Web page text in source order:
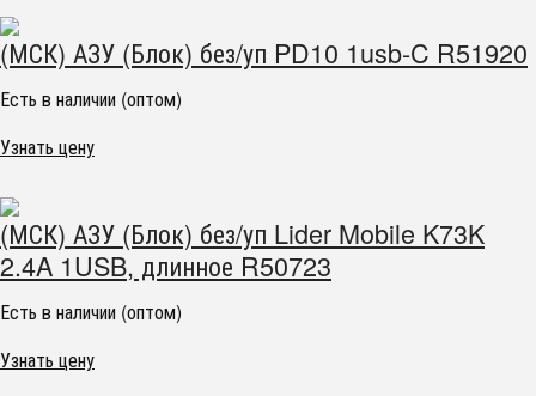
(МСК) АЗУ (Блок) без/уп PD10 1usb-C R51920
Есть в наличии (оптом)
Узнать цену
(МСК) АЗУ (Блок) без/уп Lider Mobile K73K
2.4A 1USB, длинное R50723
Есть в наличии (оптом)
Узнать цену